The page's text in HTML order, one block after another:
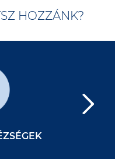
HOZZÁNK?